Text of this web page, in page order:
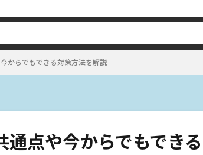
からでもできる対策方法を解説
点や今からでもできる